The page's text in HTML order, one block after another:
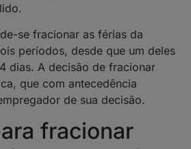
se fracionar as férias da
períodos, desde que um deles
dias. A decisão de fracionar
que com antecedência
de sua decisão.
fracionar